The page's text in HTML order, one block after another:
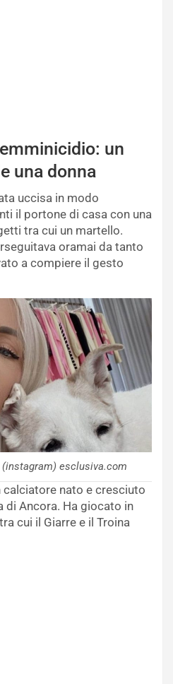
un
una donna
uccisa in modo
il portone di casa con una
tra cui un martello.
oramai da tanto
a compiere il gesto
esclusiva.com
calciatore nato e cresciuto
di Ancora. Ha giocato in
cui il Giarre e il Troina